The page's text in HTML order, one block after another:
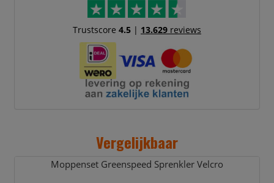
Trustscore 4.5| 13.629reviews
Vergelijkbaar
Moppenset Greenspeed Sprenkler Velcro